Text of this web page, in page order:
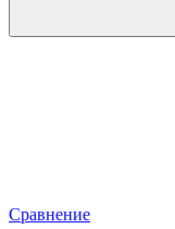
Сравнение